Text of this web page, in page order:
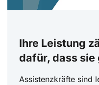
Ihre Leistung
dafür, dass sie
Assistenzkräfte sind